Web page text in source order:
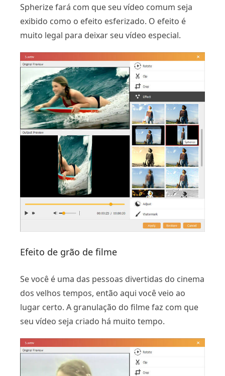
Spherize fará com que seu vídeo comum seja
exibido como o efeito esferizado. O efeito é
muito legal para deixar seu vídeo especial.
Efeito de grão de filme
Se você é uma das pessoas divertidas do cinema
dos velhos tempos, então aqui você veio ao
lugar certo. A granulação do filme faz com que
seu vídeo seja criado há muito tempo.